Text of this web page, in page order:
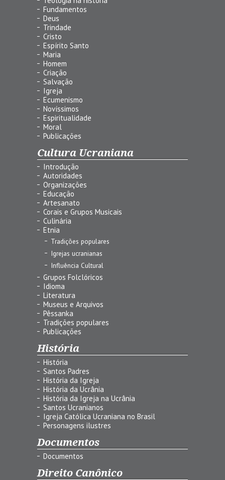
Fundamentos
Deus
Trindade
Cristo
Espírito Santo
Maria
Homem
Criação
Salvação
Igreja
Ecumenismo
Novíssimos
Espiritualidade
Moral
Publicações
Cultura Ucraniana
Introdução
Autoridades
Organizações
Educação
Artesanato
Corais e Grupos Musicais
Culinária
Etnia
Tradições populares
Igrejas ucranianas
Influência Cultural
Grupos Folclóricos
Idioma
Literatura
Museus e Arquivos
Pêssanka
Tradições populares
Publicações
História
História
Santos Padres
História da Igreja
História da Ucrânia
História da Igreja na Ucrânia
Santos Ucranianos
Igreja Católica Ucraniana no Brasil
Personagens ilustres
Documentos
Documentos
Direito Canônico